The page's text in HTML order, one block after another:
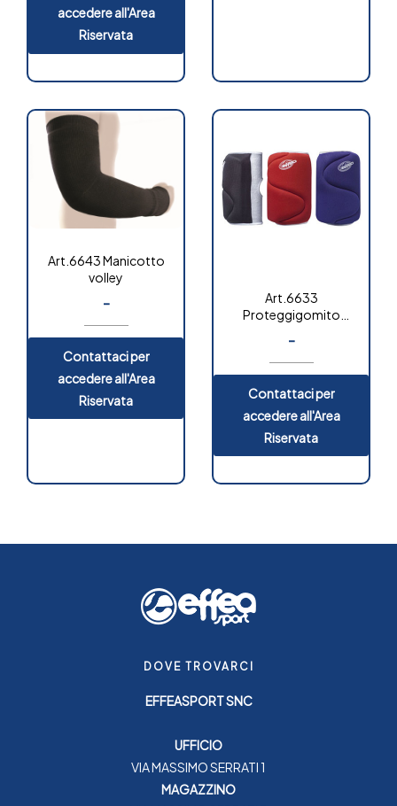
accedere all'Area
Riservata
Art.6643 Manicotto
volley
-
Contattaci per
accedere all'Area
Riservata
Art.6633
Proteggigomito
-
Contattaci per
accedere all'Area
Riservata
DOVE TROVARCI
EFFEASPORT SNC
UFFICIO
VIA MASSIMO SERRATI 1
MAGAZZINO